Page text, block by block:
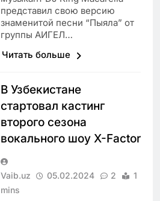
представил свою версию
знаменитой песни “Пыяла” от
группы АИГЕЛ…
Читать больше
В Узбекистане
стартовал кастинг
второго сезона
вокального шоу X-Factor
Vaib.uz 05.02.2024 2
1
mins